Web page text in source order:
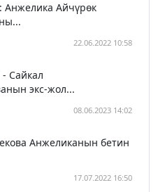
Анжелика Айчүрөк
22.06.2022 10:58
Сайкал
экс-жол...
08.06.2023 14:02
Анжеликанын бетин
17.07.2022 16:50